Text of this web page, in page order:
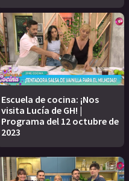
Escuela de cocina: ¡Nos
visita Lucía de GH! |
Programa del 12 octubre de
2023